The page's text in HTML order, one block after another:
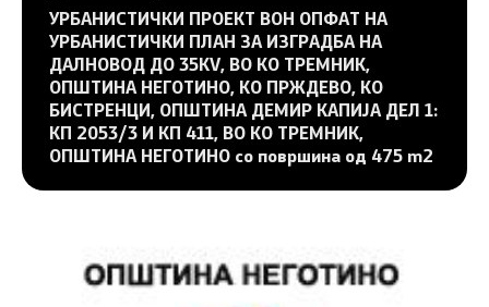
УРБАНИСТИЧКИ ПРОЕКТ ВОН ОПФАТ НА
УРБАНИСТИЧКИ ПЛАН ЗА ИЗГРАДБА НА
ДАЛНОВОД ДО 35KV, ВО КО ТРЕМНИК,
ОПШТИНА НЕГОТИНО, КО ПРЖДЕВО, КО
БИСТРЕНЦИ, ОПШТИНА ДЕМИР КАПИЈА ДЕЛ 1:
КП 2053/3 И КП 411, ВО КО ТРЕМНИК,
ОПШТИНА НЕГОТИНО со површина од 475 m2